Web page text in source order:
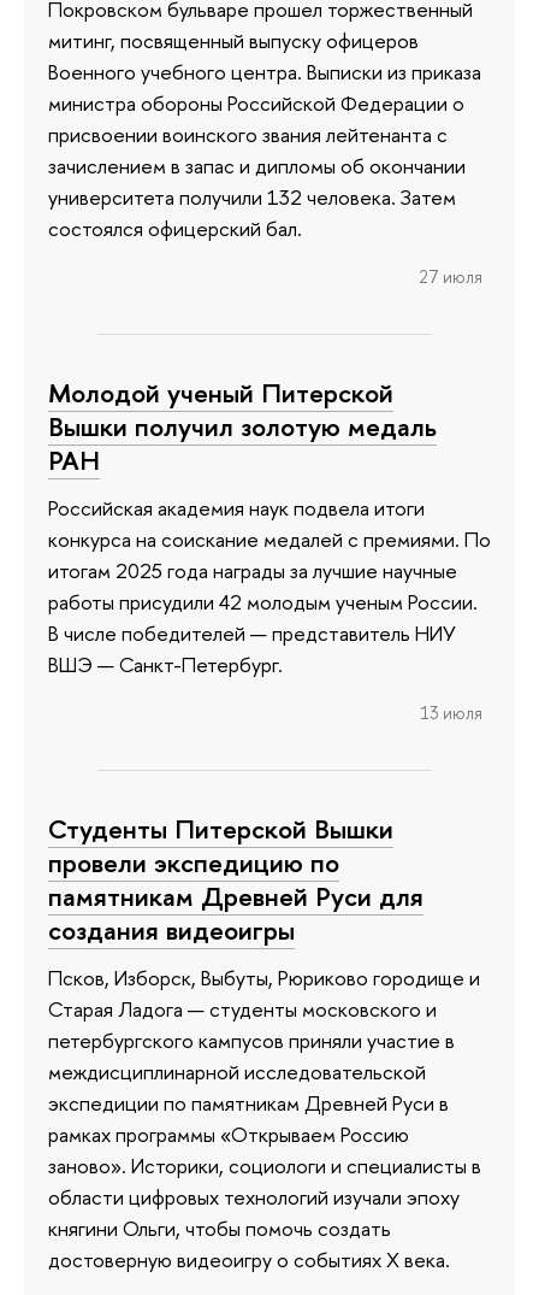
Покровском бульваре прошел торжественный
митинг, посвященный выпуску офицеров
Военного учебного центра. Выписки из приказа
министра обороны Российской Федерации о
присвоении воинского звания лейтенанта с
зачислением в запас и дипломы об окончании
университета получили 132 человека. Затем
состоялся офицерский бал.
27 июля
Молодой ученый Питерской
Вышки получил золотую медаль
РАН
Российская академия наук подвела итоги
конкурса на соискание медалей с премиями. По
итогам 2025 года награды за лучшие научные
работы присудили 42 молодым ученым России.
В числе победителей — представитель НИУ
ВШЭ — Санкт-Петербург.
13 июля
Студенты Питерской Вышки
провели экспедицию по
памятникам Древней Руси для
создания видеоигры
Псков, Изборск, Выбуты, Рюриково городище и
Старая Ладога — студенты московского и
петербургского кампусов приняли участие в
междисциплинарной исследовательской
экспедиции по памятникам Древней Руси в
рамках программы «Открываем Россию
заново». Историки, социологи и специалисты в
области цифровых технологий изучали эпоху
княгини Ольги, чтобы помочь создать
достоверную видеоигру о событиях X века.